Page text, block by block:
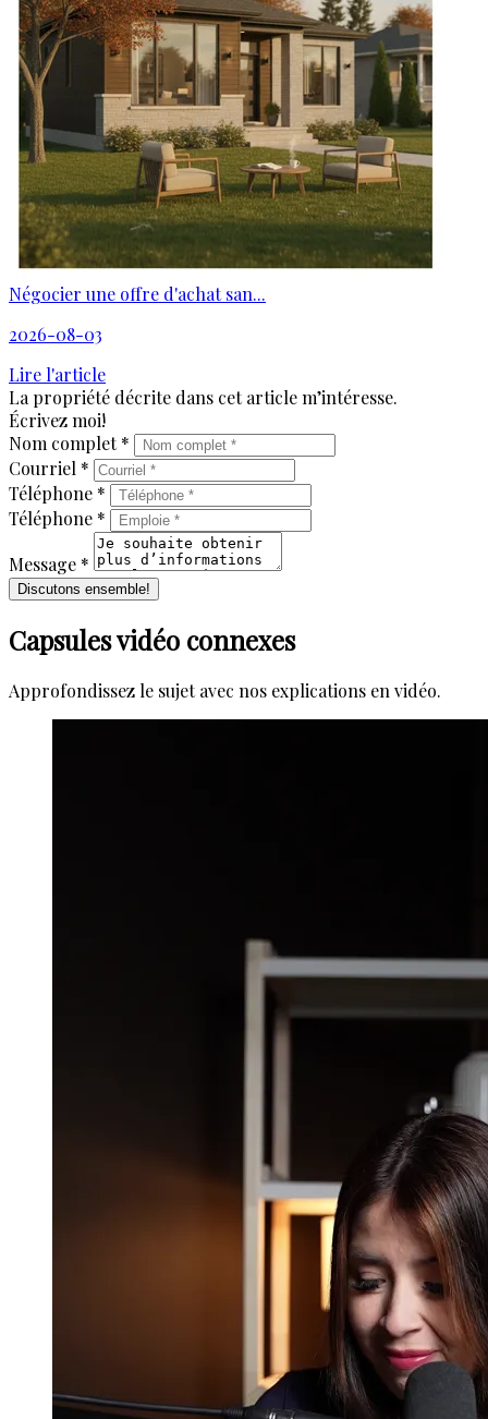
Négocier une offre d'achat san...
2026-08-03
Lire l'article
La propriété décrite dans cet article m’intéresse.
Écrivez moi!
Nom complet *
Courriel *
Téléphone *
Téléphone *
Message *
Discutons ensemble!
Capsules vidéo connexes
Approfondissez le sujet avec nos explications en vidéo.